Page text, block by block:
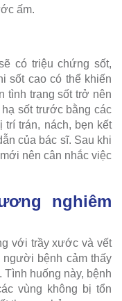
ấm.
có triệu chứng sốt,
sốt cao có thể khiến
tình trạng sốt trở nên
sốt trước bằng các
trán, nách, bẹn kết
của bác sĩ. Sau khi
nên cân nhắc việc
nghiêm
với trầy xước và vết
bệnh cảm thấy
Tình huống này, bệnh
vùng không bị tổn